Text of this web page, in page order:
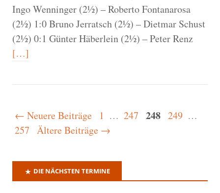
Ingo Wenninger (2½) – Roberto Fontanarosa
(2½) 1:0 Bruno Jerratsch (2½) – Dietmar Schust
(2½) 0:1 Günter Häberlein (2½) – Peter Renz
[…]
← Neuere Beiträge 1 … 247 248 249 …
257 Ältere Beiträge →
DIE NÄCHSTEN TERMINE